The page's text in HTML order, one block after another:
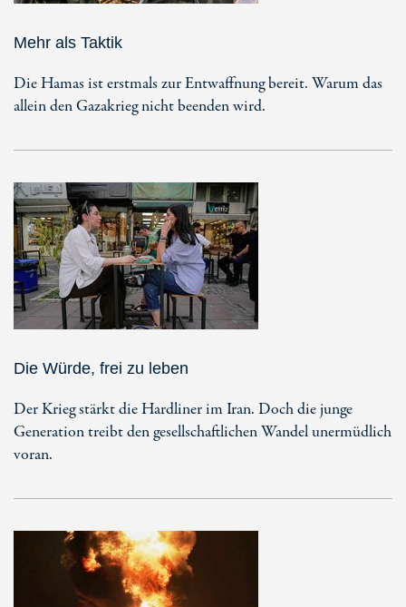
Mehr als Taktik
Die Hamas ist erstmals zur Entwaffnung bereit. Warum das
allein den Gazakrieg nicht beenden wird.
Die Würde, frei zu leben
Der Krieg stärkt die Hardliner im Iran. Doch die junge
Generation treibt den gesellschaftlichen Wandel unermüdlich
voran.